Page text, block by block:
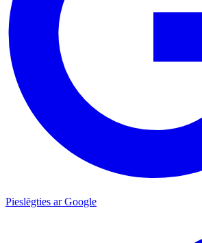
Pieslēgties ar Google